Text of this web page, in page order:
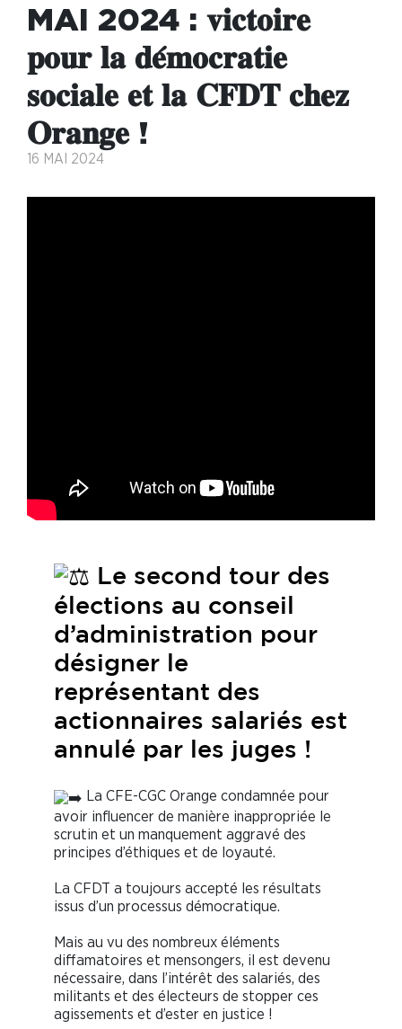
MAI 2024 : 𝐯𝐢𝐜𝐭𝐨𝐢𝐫𝐞
𝐩𝐨𝐮𝐫 𝐥𝐚 𝐝𝐞́𝐦𝐨𝐜𝐫𝐚𝐭𝐢𝐞
𝐬𝐨𝐜𝐢𝐚𝐥𝐞 𝐞𝐭 𝐥𝐚 𝐂𝐅𝐃𝐓 𝐜𝐡𝐞𝐳
𝐎𝐫𝐚𝐧𝐠𝐞 !
16 MAI 2024
Le second tour des
élections au conseil
d’administration pour
désigner le
représentant des
actionnaires salariés est
annulé par les juges !
La CFE-CGC Orange condamnée pour
avoir influencer de manière inappropriée le
scrutin et un manquement aggravé des
principes d’éthiques et de loyauté.
La CFDT a toujours accepté les résultats
issus d’un processus démocratique.
Mais au vu des nombreux éléments
diffamatoires et mensongers, il est devenu
nécessaire, dans l’intérêt des salariés, des
militants et des électeurs de stopper ces
agissements et d’ester en justice !